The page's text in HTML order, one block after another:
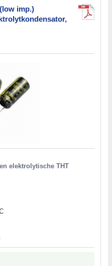
imp.)
elektrolytische THT